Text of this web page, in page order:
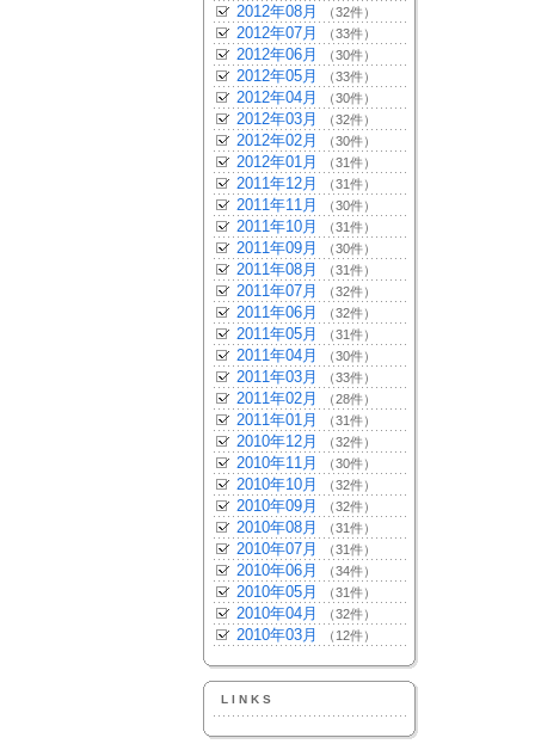
2012年08月 （32件）
2012年07月 （33件）
2012年06月 （30件）
2012年05月 （33件）
2012年04月 （30件）
2012年03月 （32件）
2012年02月 （30件）
2012年01月 （31件）
2011年12月 （31件）
2011年11月 （30件）
2011年10月 （31件）
2011年09月 （30件）
2011年08月 （31件）
2011年07月 （32件）
2011年06月 （32件）
2011年05月 （31件）
2011年04月 （30件）
2011年03月 （33件）
2011年02月 （28件）
2011年01月 （31件）
2010年12月 （32件）
2010年11月 （30件）
2010年10月 （32件）
2010年09月 （32件）
2010年08月 （31件）
2010年07月 （31件）
2010年06月 （34件）
2010年05月 （31件）
2010年04月 （32件）
2010年03月 （12件）
LINKS